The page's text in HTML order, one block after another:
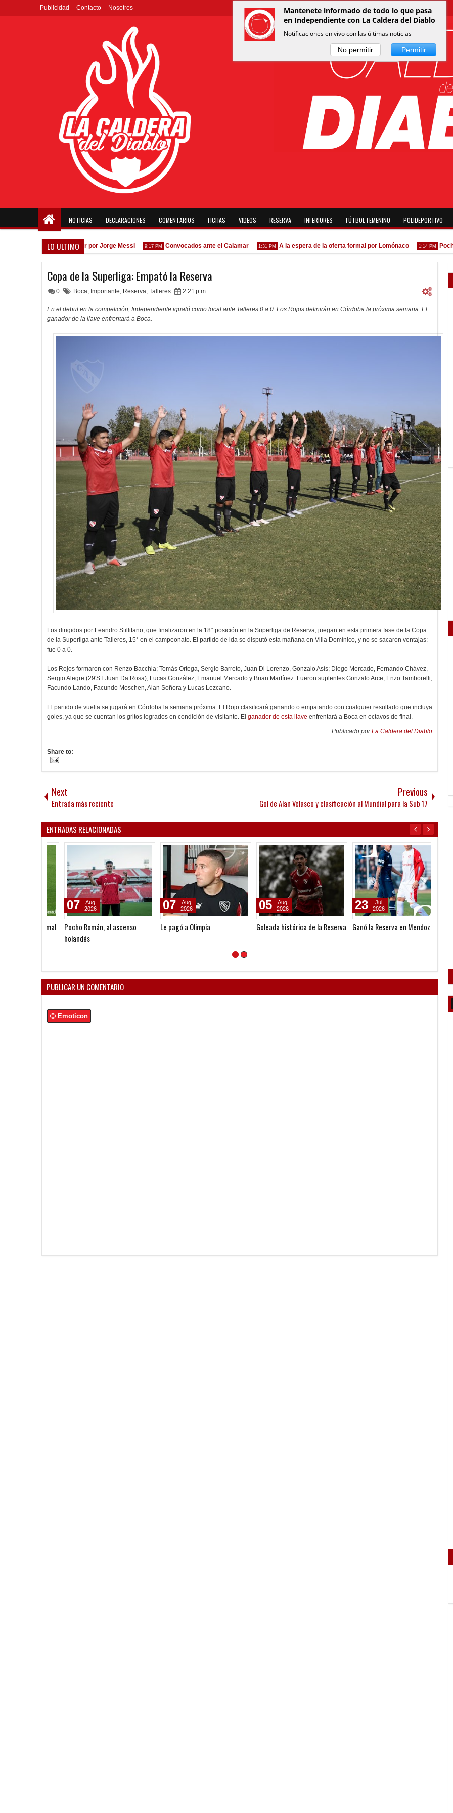
Publicidad Contacto Nosotros
NOTICIAS DECLARACIONES COMENTARIOS FICHAS VIDEOS RESERVA INFERIORES FÚTBOL FEMENINO POLIDEPORTIVO
LO ULTIMO
12:32 PM Dolor por Jorge Messi 9:17 PM Convocados ante el Calamar 1:31 PM A la espera de la oferta formal por Lomónaco 1:14 PM Pocho
Copa de la Superliga: Empató la Reserva
0 Boca, Importante, Reserva, Talleres 2:21 p.m.
En el debut en la competición, Independiente igualó como local ante Talleres 0 a 0. Los Rojos definirán en Córdoba la próxima semana. El
ganador de la llave enfrentará a Boca.
Los dirigidos por Leandro Stillitano, que finalizaron en la 18° posición en la Superliga de Reserva, juegan en esta primera fase de la Copa
de la Superliga ante Talleres, 15° en el campeonato. El partido de ida se disputó esta mañana en Villa Domínico, y no se sacaron ventajas:
fue 0 a 0.
Los Rojos formaron con Renzo Bacchia; Tomás Ortega, Sergio Barreto, Juan Di Lorenzo, Gonzalo Asís; Diego Mercado, Fernando Chávez,
Sergio Alegre (29'ST Juan Da Rosa), Lucas González; Emanuel Mercado y Brian Martínez. Fueron suplentes Gonzalo Arce, Enzo Tamborelli,
Facundo Lando, Facundo Moschen, Alan Soñora y Lucas Lezcano.
El partido de vuelta se jugará en Córdoba la semana próxima. El Rojo clasificará ganando o empatando con cualquier resultado que incluya
goles, ya que se cuentan los gritos logrados en condición de visitante. El ganador de esta llave enfrentará a Boca en octavos de final.
Publicado porLa Caldera del Diablo
Share to:
Next
Entrada más reciente
Previous
Gol de Alan Velasco y clasificación al Mundial para la Sub 17
ENTRADAS RELACIONADAS
Pocho Román, al ascenso
holandés
Aug
2026
Le pagó a Olimpia
07
Aug
2026
Goleada histórica de la Reserva
Aug
2026
Ganó la Reserva en Mendoza
23
Jul
2026
PUBLICAR UN COMENTARIO
Emoticon
Mantenete informado de todo lo que pasa
en Independiente con La Caldera del Diablo
Notificaciones en vivo con las últimas noticias
No permitir Permitir